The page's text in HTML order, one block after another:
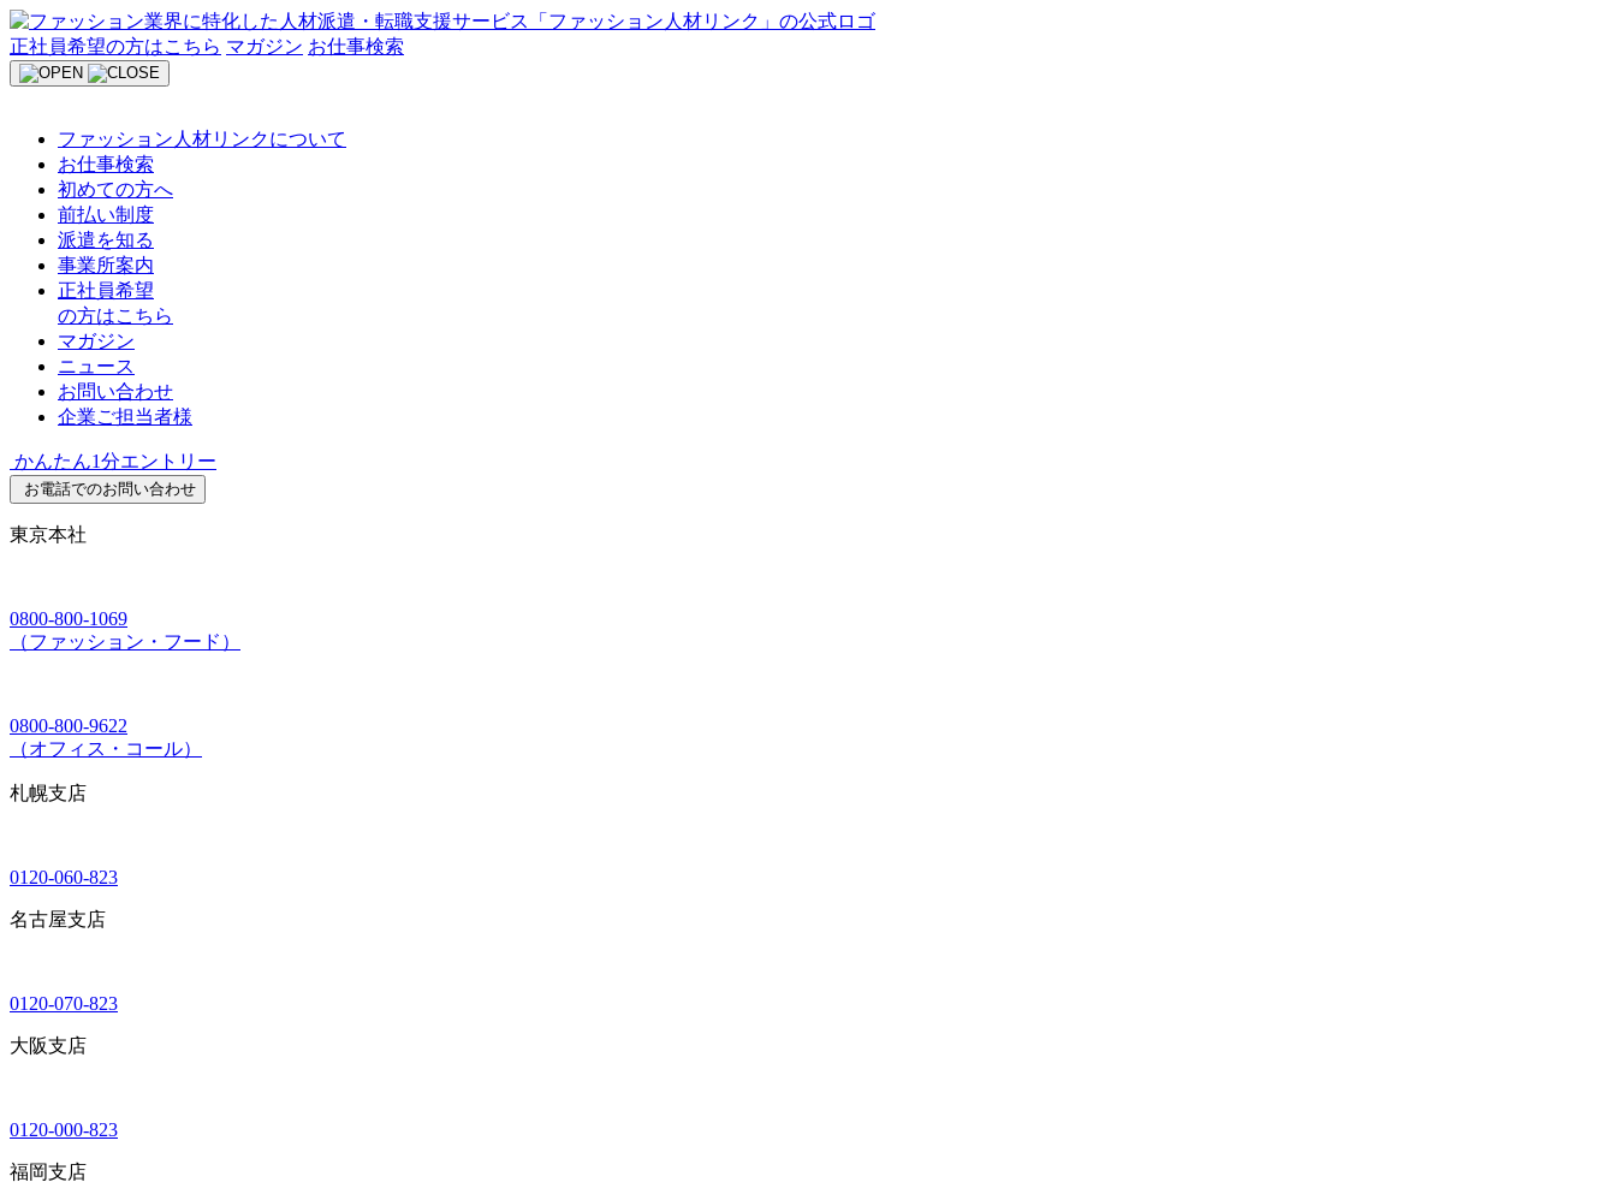
Skip
to
content
正社員希望の方はこちら マガジン お仕事検索
ファッション人材リンクについて
お仕事検索
初めての方へ
前払い制度
派遣を知る
事業所案内
正社員希望
の方はこちら
マガジン
ニュース
お問い合わせ
企業ご担当者様
かんたん1分エントリー
お電話でのお問い合わせ
東京本社
0800-800-1069
（ファッション・フード）
0800-800-9622
（オフィス・コール）
札幌支店
0120-060-823
名古屋支店
0120-070-823
大阪支店
0120-000-823
福岡支店